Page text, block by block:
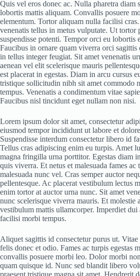
Quis vel eros donec ac. Nulla pharetra diam
lobortis mattis aliquam. Convallis posuere
elementum. Tortor aliquam nulla facilisi
venenatis tellus in metus vulputate. Ut tortor
suspendisse potenti. Tempor orci eu lobortis
Faucibus in ornare quam viverra orci
in tellus integer feugiat. Sit amet venenatis
aenean vel elit scelerisque mauris
est placerat in egestas. Diam in arcu cursus
tristique sollicitudin nibh sit amet commodo
tempus. Venenatis a condimentum vitae
Faucibus nisl tincidunt eget nullam non nisi.
Lorem ipsum dolor sit amet, consectetur
eiusmod tempor incididunt ut labore et
Suspendisse interdum consectetur libero id
Tellus cras adipiscing enim eu turpis. Amet
magna fringilla urna porttitor. Egestas diam
quis viverra. Et netus et malesuada fames
malesuada nunc vel. Cras semper auctor
pellentesque. Ac placerat vestibulum lectus
enim tortor at auctor urna nunc. Sit amet
nunc scelerisque viverra mauris. Et molestie
vestibulum mattis ullamcorper. Imperdiet dui
facilisi morbi tempus.
Aliquet sagittis id consectetur purus ut. Vitae
felis donec et odio. Fames ac turpis egestas
convallis posuere morbi leo. Dolor morbi
quam quisque id. Nunc sed blandit libero
praesent tristique magna sit amet. Hendrerit